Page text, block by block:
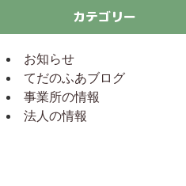
カテゴリー
お知らせ
てだのふあブログ
事業所の情報
法人の情報